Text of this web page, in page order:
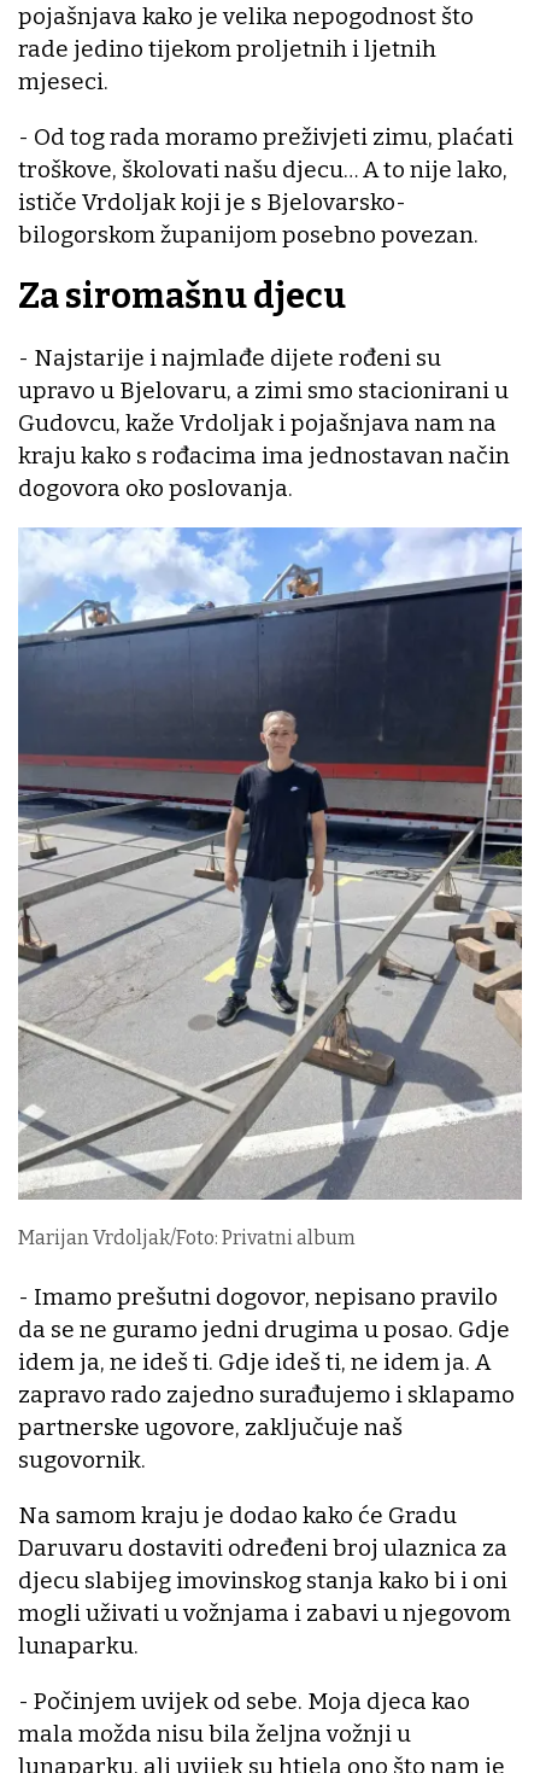
pojašnjava kako je velika nepogodnost što
rade jedino tijekom proljetnih i ljetnih
mjeseci.
- Od tog rada moramo preživjeti zimu, plaćati
troškove, školovati našu djecu… A to nije lako,
ističe Vrdoljak koji je s Bjelovarsko-
bilogorskom županijom posebno povezan.
Za siromašnu djecu
- Najstarije i najmlađe dijete rođeni su
upravo u Bjelovaru, a zimi smo stacionirani u
Gudovcu, kaže Vrdoljak i pojašnjava nam na
kraju kako s rođacima ima jednostavan način
dogovora oko poslovanja.
Marijan Vrdoljak/Foto: Privatni album
- Imamo prešutni dogovor, nepisano pravilo
da se ne guramo jedni drugima u posao. Gdje
idem ja, ne ideš ti. Gdje ideš ti, ne idem ja. A
zapravo rado zajedno surađujemo i sklapamo
partnerske ugovore, zaključuje naš
sugovornik.
Na samom kraju je dodao kako će Gradu
Daruvaru dostaviti određeni broj ulaznica za
djecu slabijeg imovinskog stanja kako bi i oni
mogli uživati u vožnjama i zabavi u njegovom
lunaparku.
- Počinjem uvijek od sebe. Moja djeca kao
mala možda nisu bila željna vožnji u
lunaparku, ali uvijek su htjela ono što nam je